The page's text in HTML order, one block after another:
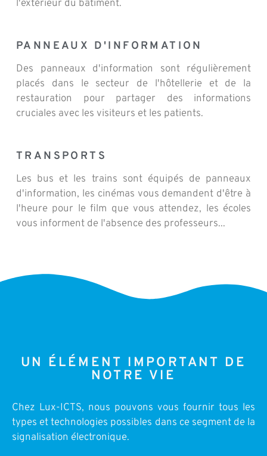
l'extérieur du bâtiment.
PANNEAUX D'INFORMATION
Des panneaux d'information sont régulièrement
placés dans le secteur de l'hôtellerie et de la
restauration pour partager des informations
cruciales avec les visiteurs et les patients.
TRANSPORTS
Les bus et les trains sont équipés de panneaux
d'information, les cinémas vous demandent d'être à
l'heure pour le film que vous attendez, les écoles
vous informent de l'absence des professeurs...
UN ÉLÉMENT IMPORTANT DE
NOTRE VIE
Chez Lux-ICTS, nous pouvons vous fournir tous les
types et technologies possibles dans ce segment de la
signalisation électronique.